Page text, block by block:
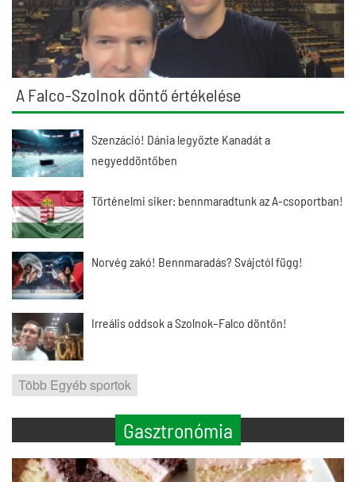
A Falco-Szolnok döntő értékelése
Szenzáció! Dánia legyőzte Kanadát a
negyeddöntőben
Történelmi siker: bennmaradtunk az A-csoportban!
Norvég zakó! Bennmaradás? Svájctól függ!
Irreális oddsok a Szolnok–Falco döntőn!
Több Egyéb sportok
Gasztronómia